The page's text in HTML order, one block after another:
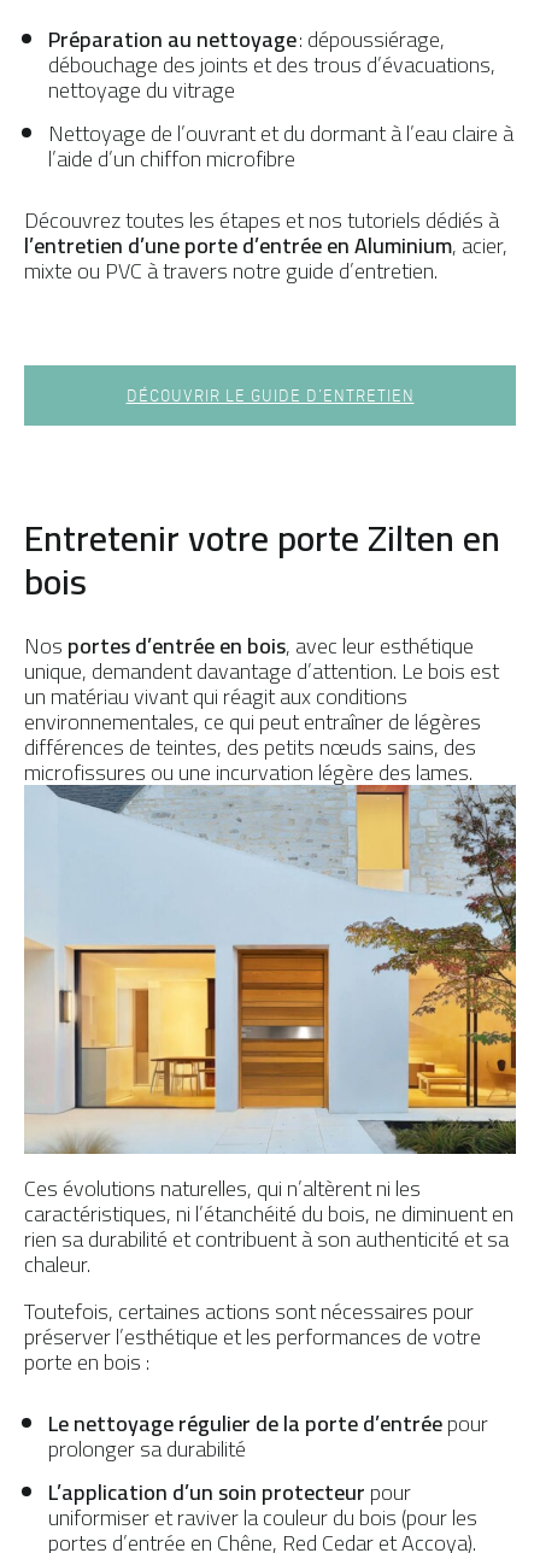
Préparation au nettoyage: dépoussiérage,
débouchage des joints et des trous d’évacuations,
nettoyage du vitrage
Nettoyage de l’ouvrant et du dormant à l’eau claire à
l’aide d’un chiffon microfibre
Découvrez toutes les étapes et nos tutoriels dédiés à
l’entretien d’une porte d’entrée en Aluminium, acier,
mixte ou PVC à travers notre guide d’entretien.
DÉCOUVRIR LE GUIDE D’ENTRETIEN
Entretenir votre porte Zilten en
bois
Nosportes d’entrée en bois, avec leur esthétique
unique, demandent davantage d’attention. Le bois est
un matériau vivant qui réagit aux conditions
environnementales, ce qui peut entraîner de légères
différences de teintes, des petits nœuds sains, des
microfissures ou une incurvation légère des lames.
Ces évolutions naturelles, qui n’altèrent ni les
caractéristiques, ni l’étanchéité du bois, ne diminuent en
rien sa durabilité et contribuent à son authenticité et sa
chaleur.
Toutefois, certaines actions sont nécessaires pour
préserver l’esthétique et les performances de votre
porte en bois :
Le nettoyage régulier de la porte d’entréepour
prolonger sa durabilité
L’application d’un soin protecteurpour
uniformiser et raviver la couleur du bois (pour les
portes d’entrée en Chêne, Red Cedar et Accoya).